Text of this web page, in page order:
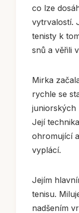
co lze
vytrvalostí.
tenisty k
snů a věřili
Mirka
rychle se
juniorských
Její
ohromující
vyplácí.
Jejím
tenisu.
nadšením